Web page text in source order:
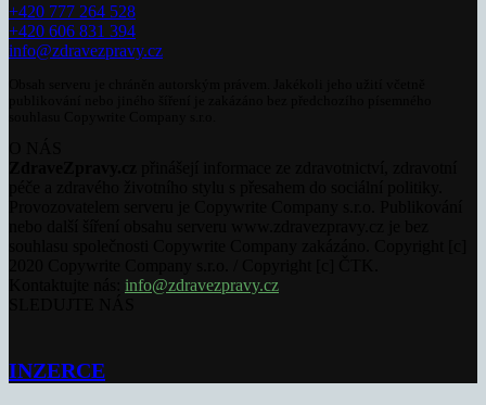
+420 777 264 528
+420 606 831 394
info@zdravezpravy.cz
info@zdravezpravy.cz
INZERCE